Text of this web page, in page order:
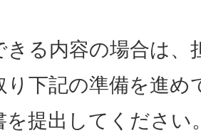
きる内容の場合は、
り下記の準備を進め
を提出してくださ